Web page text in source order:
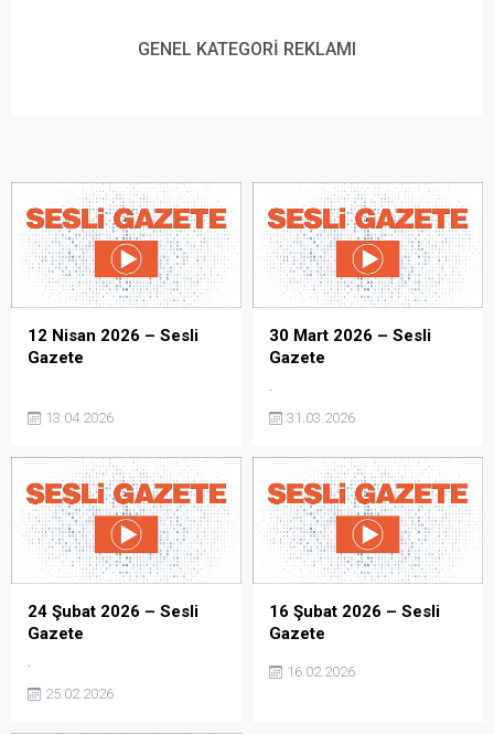
GENEL KATEGORİ REKLAMI
12 Nisan 2026 – Sesli
Gazete
13.04.2026
30 Mart 2026 – Sesli
Gazete
.
31.03.2026
24 Şubat 2026 – Sesli
Gazete
25.02.2026
16 Şubat 2026 – Sesli
Gazete
16.02.2026